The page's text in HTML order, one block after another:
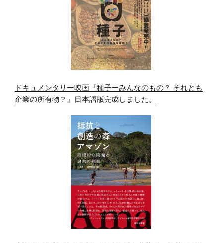
ドキュメンタリー映画『種子ーみんなのもの？ それとも
企業の所有物？』日本語版完成しました。